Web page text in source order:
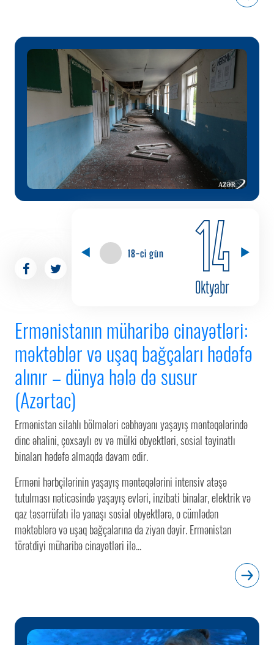
18-ci gün 14
Oktyabr
Ermənistanın müharibə cinayətləri:
məktəblər və uşaq bağçaları hədəfə
alınır – dünya hələ də susur
(Azərtac)
Ermənistan silahlı bölmələri cəbhəyanı yaşayış məntəqələrində
dinc əhalini, çoxsaylı ev və mülki obyektləri, sosial təyinatlı
binaları hədəfə almaqda davam edir.
Erməni hərbçilərinin yaşayış məntəqələrini intensiv atəşə
tutulması nəticəsində yaşayış evləri, inzibati binalar, elektrik və
qaz təsərrüfatı ilə yanaşı sosial obyektlərə, o cümlədən
məktəblərə və uşaq bağçalarına da ziyan dəyir. Ermənistan
törətdiyi müharibə cinayətləri ilə...